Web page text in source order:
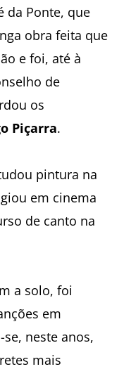
da Ponte, que
obra feita que
e foi, até à
de
os
Piçarra.
pintura na
em cinema
de canto na
a solo, foi
em
neste anos,
mais